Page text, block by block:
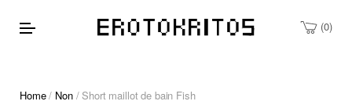
0
Home/ Non/ Short maillot de bain Fish